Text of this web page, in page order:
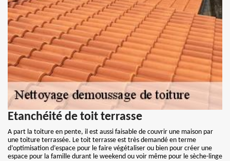
Etanchéité de toit terrasse
A part la toiture en pente, il est aussi faisable de couvrir une maison par
une toiture terrassée. Le toit terrasse est très demandé en terme
d’optimisation d’espace pour le faire végétaliser ou bien pour créer une
espace pour la famille durant le weekend ou voir même pour le sèche-linge